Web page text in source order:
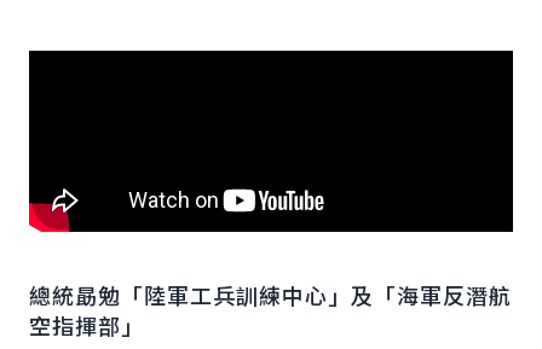
總統勗勉「陸軍工兵訓練中心」及「海軍反潛航
空指揮部」